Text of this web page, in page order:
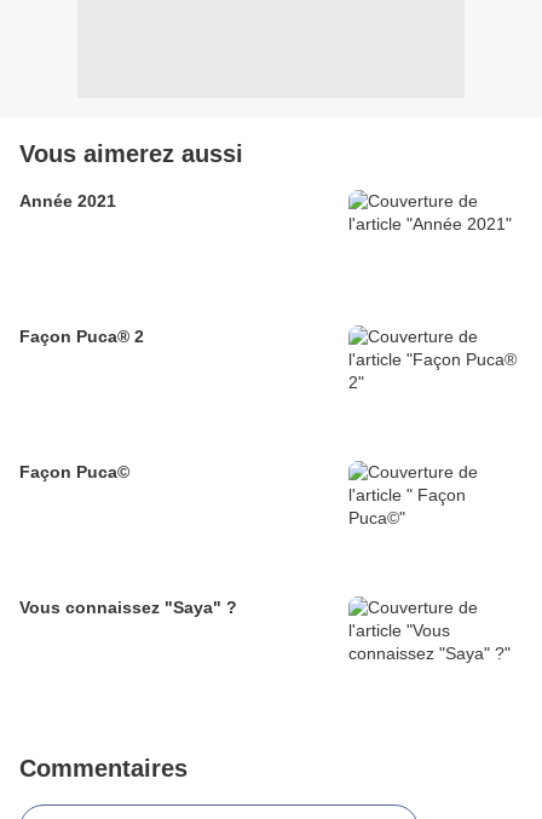
Vous aimerez aussi
Année 2021
Façon Puca® 2
Façon Puca©
Vous connaissez "Saya" ?
Commentaires